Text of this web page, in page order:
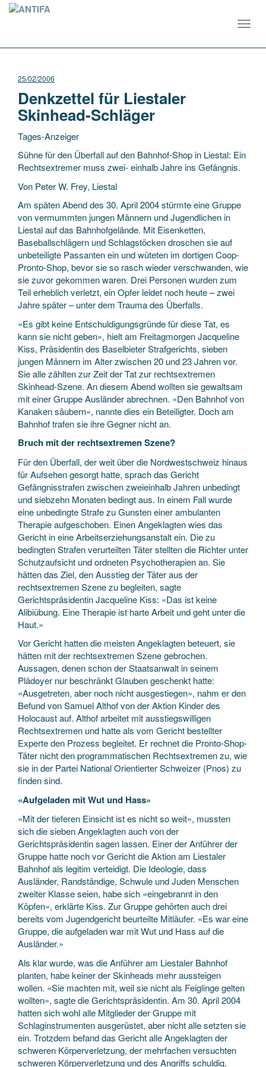
25/02/2006
Denkzettel für Liestaler
Skinhead-Schläger
Tages-Anzeiger
Sühne für den Überfall auf den Bahnhof-Shop in Liestal: Ein
Rechtsextremer muss zwei- einhalb Jahre ins Gefängnis.
Von Peter W. Frey, Liestal
Am späten Abend des 30. April 2004 stürmte eine Gruppe
von vermummten jungen Männern und Jugendlichen in
Liestal auf das Bahnhofgelände. Mit Eisenketten,
Baseballschlägern und Schlagstöcken droschen sie auf
unbeteiligte Passanten ein und wüteten im dortigen Coop-
Pronto-Shop, bevor sie so rasch wieder verschwanden, wie
sie zuvor gekommen waren. Drei Personen wurden zum
Teil erheblich verletzt, ein Opfer leidet noch heute – zwei
Jahre später – unter dem Trauma des Überfalls.
«Es gibt keine Entschuldigungsgründe für diese Tat, es
kann sie nicht geben», hielt am Freitagmorgen Jacqueline
Kiss, Präsidentin des Baselbieter Strafgerichts, sieben
jungen Männern im Alter zwischen 20 und 23 Jahren vor.
Sie alle zählten zur Zeit der Tat zur rechtsextremen
Skinhead-Szene. An diesem Abend wollten sie gewaltsam
mit einer Gruppe Ausländer abrechnen. «Den Bahnhof von
Kanaken säubern», nannte dies ein Beteiligter. Doch am
Bahnhof trafen sie ihre Gegner nicht an.
Bruch mit der rechtsextremen Szene?
Für den Überfall, der weit über die Nordwestschweiz hinaus
für Aufsehen gesorgt hatte, sprach das Gericht
Gefängnisstrafen zwischen zweieinhalb Jahren unbedingt
und siebzehn Monaten bedingt aus. In einem Fall wurde
eine unbedingte Strafe zu Gunsten einer ambulanten
Therapie aufgeschoben. Einen Angeklagten wies das
Gericht in eine Arbeitserziehungsanstalt ein. Die zu
bedingten Strafen verurteilten Täter stellten die Richter unter
Schutzaufsicht und ordneten Psychotherapien an. Sie
hätten das Ziel, den Ausstieg der Täter aus der
rechtsextremen Szene zu begleiten, sagte
Gerichtspräsidentin Jacqueline Kiss: «Das ist keine
Alibiübung. Eine Therapie ist harte Arbeit und geht unter die
Haut.»
Vor Gericht hatten die meisten Angeklagten beteuert, sie
hätten mit der rechtsextremen Szene gebrochen.
Aussagen, denen schon der Staatsanwalt in seinem
Plädoyer nur beschränkt Glauben geschenkt hatte:
«Ausgetreten, aber noch nicht ausgestiegen», nahm er den
Befund von Samuel Althof von der Aktion Kinder des
Holocaust auf. Althof arbeitet mit ausstiegswilligen
Rechtsextremen und hatte als vom Gericht bestellter
Experte den Prozess begleitet. Er rechnet die Pronto-Shop-
Täter nicht den programmatischen Rechtsextremen zu, wie
sie in der Partei National Orientierter Schweizer (Pnos) zu
finden sind.
«Aufgeladen mit Wut und Hass»
«Mit der tieferen Einsicht ist es nicht so weit», mussten
sich die sieben Angeklagten auch von der
Gerichtspräsidentin sagen lassen. Einer der Anführer der
Gruppe hatte noch vor Gericht die Aktion am Liestaler
Bahnhof als legitim verteidigt. Die Ideologie, dass
Ausländer, Randständige, Schwule und Juden Menschen
zweiter Klasse seien, habe sich «eingebrannt in den
Köpfen», erklärte Kiss. Zur Gruppe gehörten auch drei
bereits vom Jugendgericht beurteilte Mitläufer. «Es war eine
Gruppe, die aufgeladen war mit Wut und Hass auf die
Ausländer.»
Als klar wurde, was die Anführer am Liestaler Bahnhof
planten, habe keiner der Skinheads mehr aussteigen
wollen. «Sie machten mit, weil sie nicht als Feiglinge gelten
wollten», sagte die Gerichtspräsidentin. Am 30. April 2004
hatten sich wohl alle Mitglieder der Gruppe mit
Schlaginstrumenten ausgerüstet, aber nicht alle setzten sie
ein. Trotzdem befand das Gericht alle Angeklagten der
schweren Körperverletzung, der mehrfachen versuchten
schweren Körperverletzung und des Angriffs schuldig.